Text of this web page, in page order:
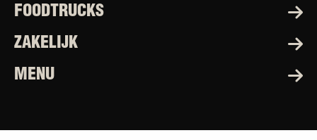
FOODTRUCKS
ZAKELIJK
MENU